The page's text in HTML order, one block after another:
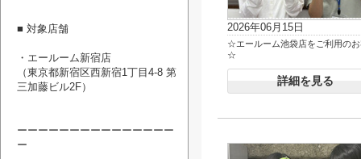
2026年06月15日
☆エールーム池袋店をご利用の
☆
詳細を見る
■ 対象店舗
・エールーム新宿店
（東京都新宿区西新宿1丁目4-8 第
三加藤ビル2F）
ーーーーーーーーーーーーーーー
ー